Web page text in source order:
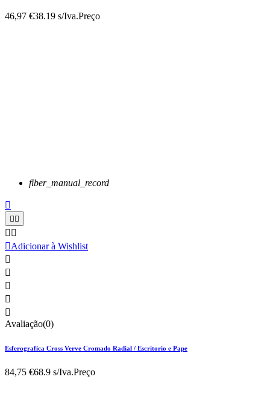
46,97 €38.19 s/Iva.Preço
fiber_manual_record


 
Adicionar à Wishlist





Avaliação(0)
Esferografica Cross Verve Cromado Radial / Escritorio e Pape
84,75 €68.9 s/Iva.Preço